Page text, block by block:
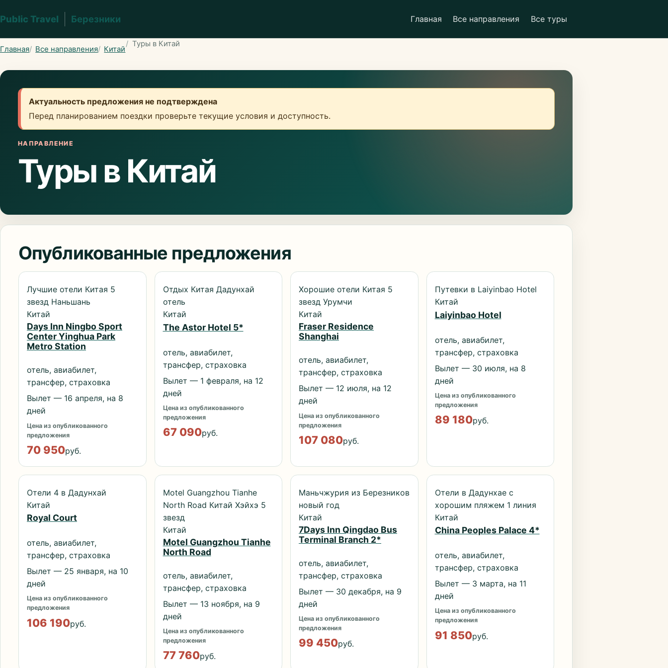
Public Travel Березники Главная Все направления Все туры
Главная Все направления Китай
Туры в Китай
Актуальность предложения не подтверждена
Перед планированием поездки проверьте текущие условия и доступность.
НАПРАВЛЕНИЕ
Туры в Китай
Опубликованные предложения
Лучшие отели Китая 5
звезд Наньшань
Китай
Days Inn Ningbo Sport
Center Yinghua Park
Metro Station
отель, авиабилет,
трансфер, страховка
Вылет — 16 апреля, на 8
дней
Цена из опубликованного
предложения
70 950руб.
Отдых Китая Дадунхай
отель
Китай
The Astor Hotel 5*
отель, авиабилет,
трансфер, страховка
Вылет — 1 февраля, на 12
дней
Цена из опубликованного
предложения
67 090руб.
Хорошие отели Китая 5
звезд Урумчи
Китай
Fraser Residence
Shanghai
отель, авиабилет,
трансфер, страховка
Вылет — 12 июля, на 12
дней
Цена из опубликованного
предложения
107 080руб.
Путевки в Laiyinbao Hotel
Китай
Laiyinbao Hotel
отель, авиабилет,
трансфер, страховка
Вылет — 30 июля, на 8
дней
Цена из опубликованного
предложения
89 180руб.
Отели 4 в Дадунхай
Китай
Royal Court
отель, авиабилет,
трансфер, страховка
Вылет — 25 января, на 10
дней
Цена из опубликованного
предложения
106 190руб.
Motel Guangzhou Tianhe
North Road Китай Хэйхэ 5
звезд
Китай
Motel Guangzhou Tianhe
North Road
отель, авиабилет,
трансфер, страховка
Вылет — 13 ноября, на 9
дней
Цена из опубликованного
предложения
77 760руб.
Маньчжурия из Березников
новый год
Китай
7Days Inn Qingdao Bus
Terminal Branch 2*
отель, авиабилет,
трансфер, страховка
Вылет — 30 декабря, на 9
дней
Цена из опубликованного
предложения
99 450руб.
Отели в Дадунхае с
хорошим пляжем 1 линия
Китай
China Peoples Palace 4*
отель, авиабилет,
трансфер, страховка
Вылет — 3 марта, на 11
дней
Цена из опубликованного
предложения
91 850руб.